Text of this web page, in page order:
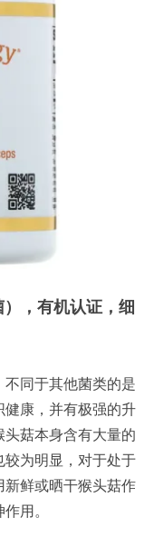
，有机认证，细
同于其他菌类的是
健康，并有极强的升
菇本身含有大量的
较为明显，对于处于
新鲜或晒干猴头菇作
用。